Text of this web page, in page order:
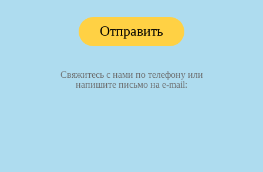
Свяжитесь с нами по телефону или
напишите письмо на e-mail:
Отправить